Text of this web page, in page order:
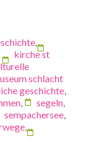
kirche st
schlacht
geschichte
segeln
sempachersee